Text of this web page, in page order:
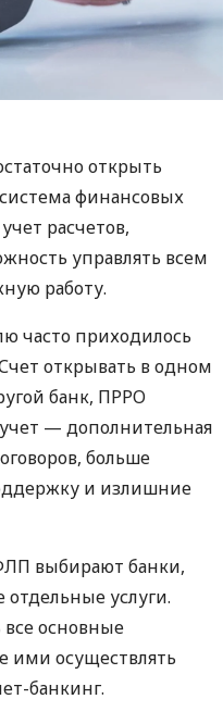
открыть
финансовых
расчетов,
управлять всем
работу.
часто приходилось
открывать в одном
банк, ПРРО
— дополнительная
больше
и излишние
выбирают банки,
услуги.
основные
ими осуществлять
банкинг.